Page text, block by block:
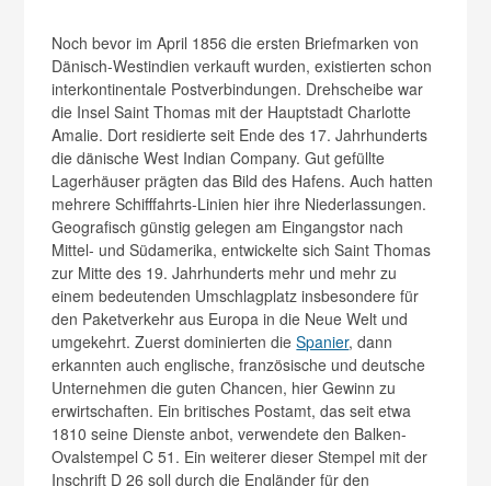
Noch bevor im April 1856 die ersten Briefmarken von
Dänisch-Westindien verkauft wurden, existierten schon
interkontinentale Postverbindungen. Drehscheibe war
die Insel Saint Thomas mit der Hauptstadt Charlotte
Amalie. Dort residierte seit Ende des 17. Jahrhunderts
die dänische West Indian Company. Gut gefüllte
Lagerhäuser prägten das Bild des Hafens. Auch hatten
mehrere Schifffahrts-Linien hier ihre Niederlassungen.
Geografisch günstig gelegen am Eingangstor nach
Mittel- und Südamerika, entwickelte sich Saint Thomas
zur Mitte des 19. Jahrhunderts mehr und mehr zu
einem bedeutenden Umschlagplatz insbesondere für
den Paketverkehr aus Europa in die Neue Welt und
umgekehrt. Zuerst dominierten dieSpanier, dann
erkannten auch englische, französische und deutsche
Unternehmen die guten Chancen, hier Gewinn zu
erwirtschaften. Ein britisches Postamt, das seit etwa
1810 seine Dienste anbot, verwendete den Balken-
Ovalstempel C 51. Ein weiterer dieser Stempel mit der
Inschrift D 26 soll durch die Engländer für den